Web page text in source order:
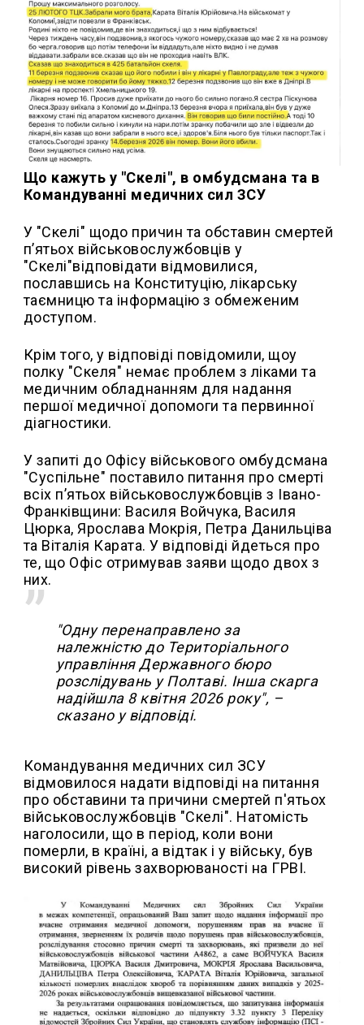
Що кажуть у "Скелі", в омбудсмана та в
Командуванні медичних сил ЗСУ
У "Скелі" щодо причин та обставин смертей
п’ятьох військовослужбовців у
"Скелі"відповідати відмовилися,
пославшись на Конституцію, лікарську
таємницю та інформацію з обмеженим
доступом.
Крім того, у відповіді повідомили, щоу
полку "Скеля" немає проблем з ліками та
медичним обладнанням для надання
першої медичної допомоги та первинної
діагностики.
У запиті до Офісу військового омбудсмана
"Суспільне" поставило питання про смерті
всіх п’ятьох військовослужбовців з Івано-
Франківщини: Василя Войчука, Василя
Цюрка, Ярослава Мокрія, Петра Данильціва
та Віталія Карата. У відповіді йдеться про
те, що Офіс отримував заяви щодо двох з
них.
"Одну перенаправлено за
належністю до Територіального
управління Державного бюро
розслідувань у Полтаві. Інша скарга
надійшла 8 квітня 2026 року", –
сказано у відповіді.
Командування медичних сил ЗСУ
відмовилося надати відповіді на питання
про обставини та причини смертей п'ятьох
військовослужбовців "Скелі". Натомість
наголосили, що в період, коли вони
померли, в країні, а відтак і у війську, був
високий рівень захворюваності на ГРВІ.